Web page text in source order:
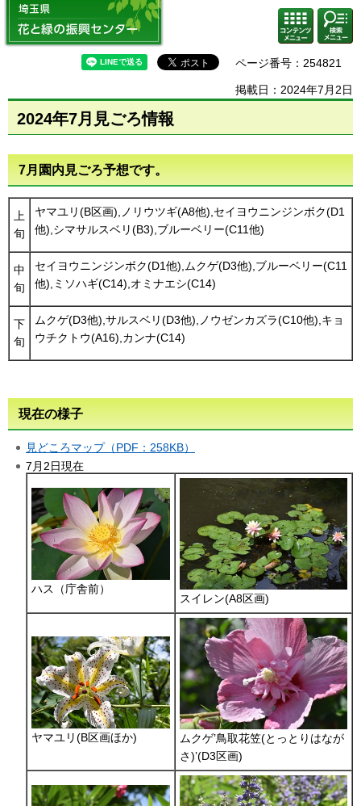
埼玉県 花と緑の振興センター
コンテ
ンツメ
ニュー
検索・
共通メ
ニュー
ページ番号：254821
掲載日：2024年7月2日
2024年7月見ごろ情報
7月園内見ごろ予想です。
上
旬
ヤマユリ(B区画),ノリウツギ(A8他),セイヨウニンジンボク(D1
他),シマサルスベリ(B3),ブルーベリー(C11他)
中
旬
セイヨウニンジンボク(D1他),ムクゲ(D3他),ブルーベリー(C11
他),ミソハギ(C14),オミナエシ(C14)
下
旬
ムクゲ(D3他),サルスベリ(D3他),ノウゼンカズラ(C10他),キョ
ウチクトウ(A16),カンナ(C14)
現在の様子
見どころマップ（PDF：258KB）
7月2日現在
ハス（庁舎前）
スイレン(A8区画)
ヤマユリ(B区画ほか)
ムクゲ’鳥取花笠(とっとりはなが
さ)’(D3区画)